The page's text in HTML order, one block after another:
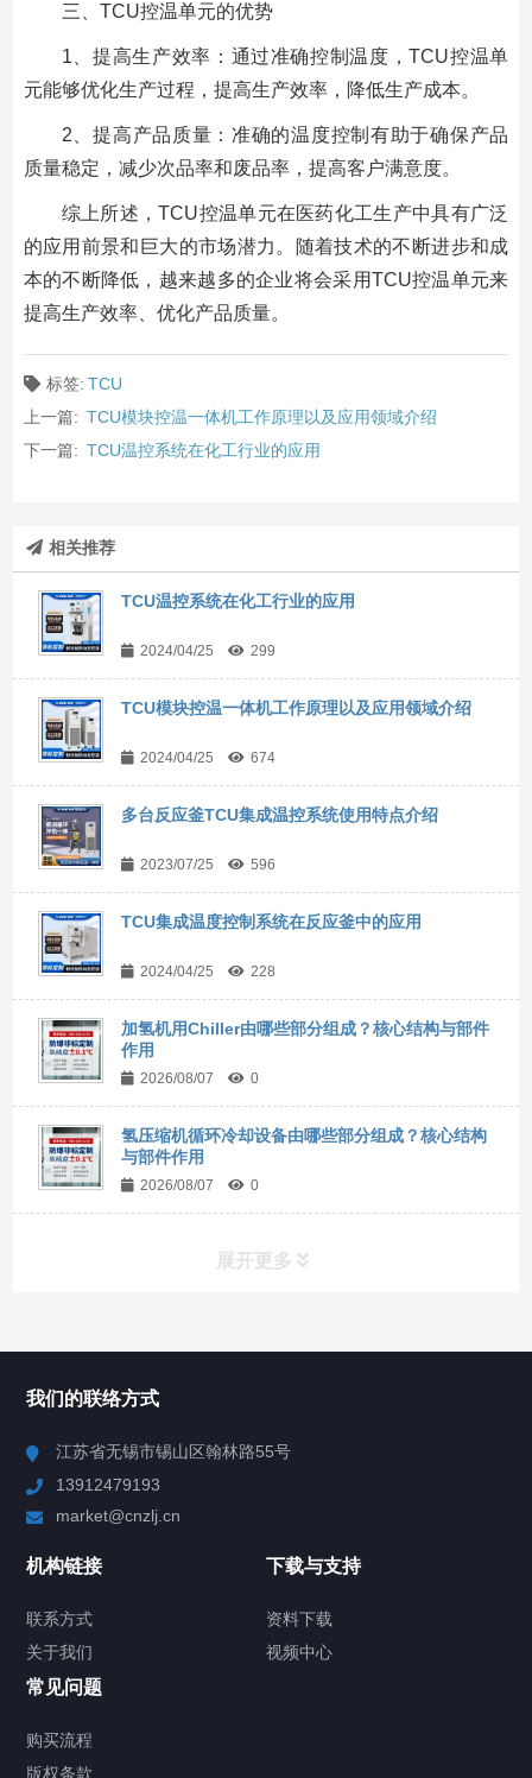
三、TCU控温单元的优势
1、提高生产效率：通过准确控制温度，TCU控温单
元能够优化生产过程，提高生产效率，降低生产成本。
2、提高产品质量：准确的温度控制有助于确保产品
质量稳定，减少次品率和废品率，提高客户满意度。
综上所述，TCU控温单元在医药化工生产中具有广泛
的应用前景和巨大的市场潜力。随着技术的不断进步和成
本的不断降低，越来越多的企业将会采用TCU控温单元来
提高生产效率、优化产品质量。
标签: TCU
上一篇: TCU模块控温一体机工作原理以及应用领域介绍
下一篇: TCU温控系统在化工行业的应用
相关推荐
TCU温控系统在化工行业的应用
2024/04/25 299
TCU模块控温一体机工作原理以及应用领域介绍
2024/04/25 674
多台反应釜TCU集成温控系统使用特点介绍
2023/07/25 596
TCU集成温度控制系统在反应釜中的应用
2024/04/25 228
加氢机用Chiller由哪些部分组成？核心结构与部件
作用
2026/08/07 0
氢压缩机循环冷却设备由哪些部分组成？核心结构
与部件作用
2026/08/07 0
展开更多
Chiller高精度制冷循环器
TCU温度控制单元
Chiller气体控温系统
我们的联络方式
江苏省无锡市锡山区翰林路55号
13912479193
market@cnzlj.cn
机构链接
联系方式
关于我们
下载与支持
资料下载
视频中心
常见问题
购买流程
版权条款